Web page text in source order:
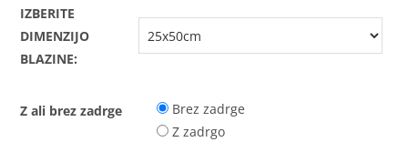
IZBERITE
DIMENZIJO
BLAZINE:
Z ali brez zadrge
Brez zadrge
Z zadrgo